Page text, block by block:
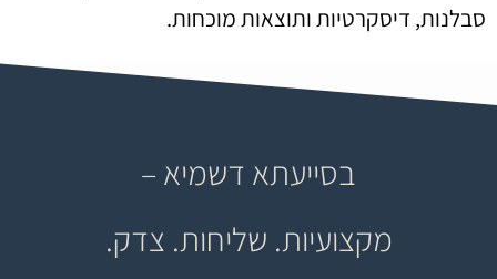
סבלנות, דיסקרטיות ותוצאות מוכחות.
בסייעתא דשמיא –
מקצועיות. שליחות. צדק.